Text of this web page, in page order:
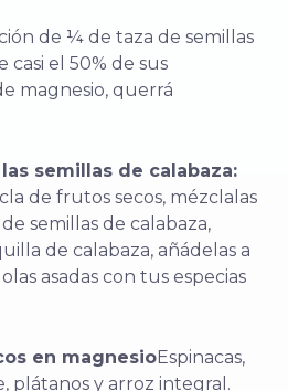
de ¼ de taza de semillas
casi el 50% de sus
magnesio, querrá
semillas de calabaza:
de frutos secos, mézclalas
semillas de calabaza,
de calabaza, añádelas a
asadas con tus especias
en magnesioEspinacas,
plátanos y arroz integral.